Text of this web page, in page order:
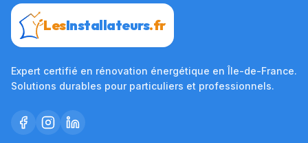
LesInstallateurs.fr
Expert certifié en rénovation énergétique en Île-de-France.
Solutions durables pour particuliers et professionnels.